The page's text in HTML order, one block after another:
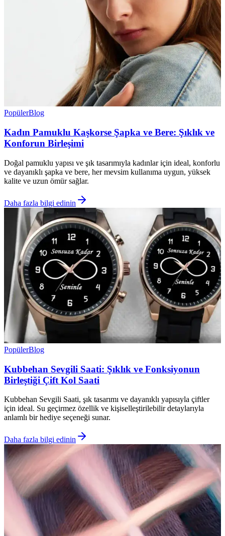
PopülerBlog
Kadın Pamuklu Kaşkorse Şapka ve Bere: Şıklık ve
Konforun Birleşimi
Doğal pamuklu yapısı ve şık tasarımıyla kadınlar için ideal, konforlu
ve dayanıklı şapka ve bere, her mevsim kullanıma uygun, yüksek
kalite ve uzun ömür sağlar.
Daha fazla bilgi edinin
PopülerBlog
Kubbehan Sevgili Saati: Şıklık ve Fonksiyonun
Birleştiği Çift Kol Saati
Kubbehan Sevgili Saati, şık tasarımı ve dayanıklı yapısıyla çiftler
için ideal. Su geçirmez özellik ve kişiselleştirilebilir detaylarıyla
anlamlı bir hediye seçeneği sunar.
Daha fazla bilgi edinin